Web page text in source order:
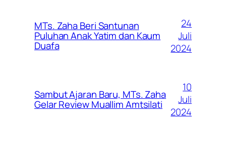
MTs. Zaha Beri Santunan
Puluhan Anak Yatim dan Kaum
Duafa
24
Juli
2024
Sambut Ajaran Baru, MTs. Zaha
Gelar Review Muallim Amtsilati
10
Juli
2024